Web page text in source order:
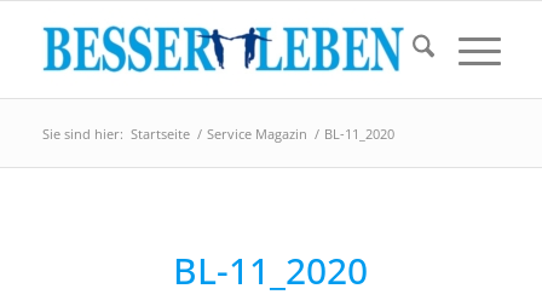
Sie sind hier: Startseite / Service Magazin / BL-11_2020
BL-11_2020